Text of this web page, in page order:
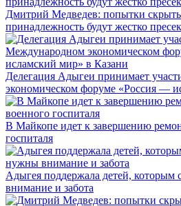
Дмитрий Медведев: попытки
принадлежность будут жестко
Делегация Адыгеи принимает
экономическом форуме «Россия —
В Майкопе идет к завершению
госпиталя
Адыгея поддержала детей, которым
внимание и забота